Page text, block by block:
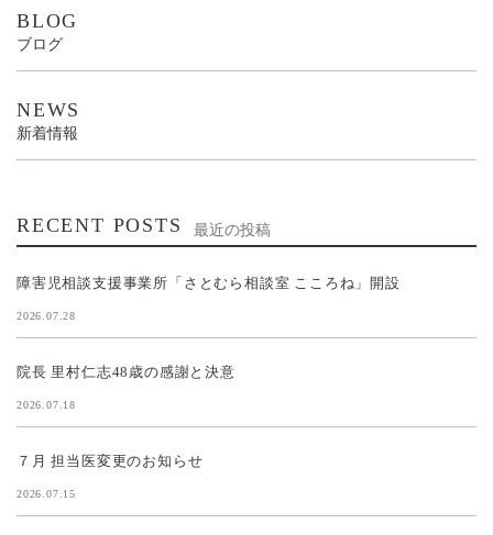
BLOG
ブログ
NEWS
新着情報
RECENT POSTS 最近の投稿
障害児相談支援事業所「さとむら相談室 こころね」開設
2026.07.28
院長 里村仁志48歳の感謝と決意
2026.07.18
７月 担当医変更のお知らせ
2026.07.15